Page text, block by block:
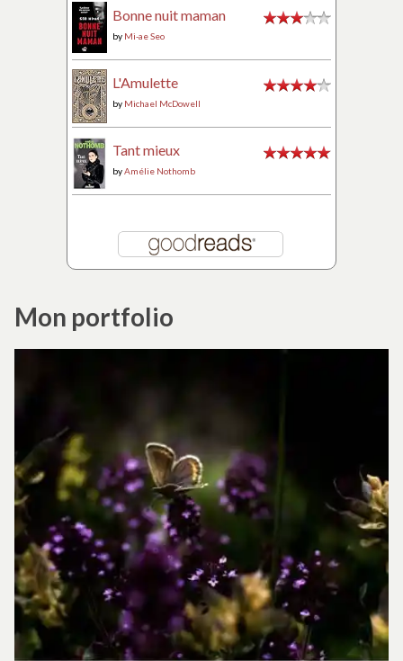
Bonne nuit maman
by Mi-ae Seo
L'Amulette
by Michael McDowell
Tant mieux
byAmélie Nothomb
Mon portfolio